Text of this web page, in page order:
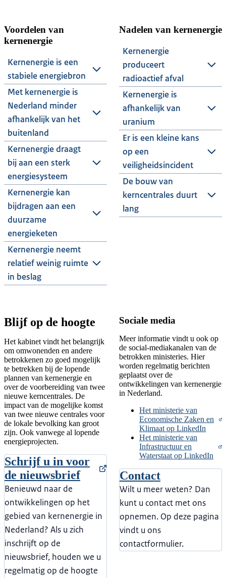
Voordelen van
kernenergie
Kernenergie is een
stabiele energiebron
Met kernenergie is
Nederland minder
afhankelijk van het
buitenland
Kernenergie draagt
bij aan een sterk
energiesysteem
Kernenergie kan
bijdragen aan een
duurzame
energieketen
Kernenergie neemt
relatief weinig ruimte
in beslag
Nadelen van kernenergie
Kernenergie
produceert
radioactief afval
Kernenergie is
afhankelijk van
uranium
Er is een kleine kans
op een
veiligheidsincident
De bouw van
kerncentrales duurt
lang
Blijf op de hoogte
Het kabinet vindt het belangrijk
om omwonenden en andere
betrokkenen zo goed mogelijk
te betrekken bij de lopende
plannen van kernenergie en
over de voorbereiding van twee
nieuwe kerncentrales. De
impact van de mogelijke komst
van twee nieuwe centrales voor
de lokale bevolking kan groot
zijn. Ook vanwege al lopende
energieprojecten.
Schrijf u in voor
de nieuwsbrief
Benieuwd naar de
ontwikkelingen op het
gebied van kernenergie in
Nederland? Als u zich
inschrijft op de
nieuwsbrief, houden we u
regelmatig op de hoogte
Sociale media
Meer informatie vindt u ook op
de social-mediakanalen van de
betrokken ministeries. Hier
worden regelmatig berichten
geplaatst over de
ontwikkelingen van kernenergie
in Nederland.
Het ministerie van
Economische Zaken en
Klimaat op LinkedIn
Het ministerie van
Infrastructuur en
Waterstaat op LinkedIn
Contact
Wilt u meer weten? Dan
kunt u contact met ons
opnemen. Op deze pagina
vindt u ons
contactformulier.